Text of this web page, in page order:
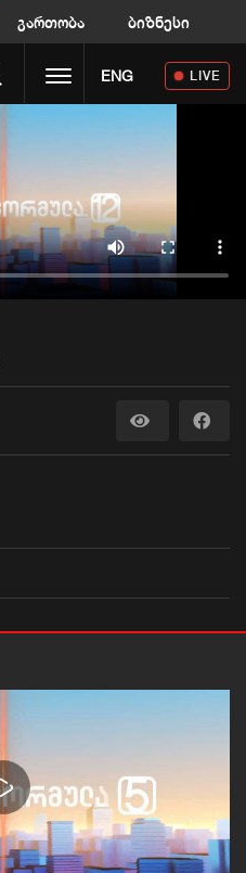
გართობა ბიზნესი
Toggle navigation
ENG LIVE